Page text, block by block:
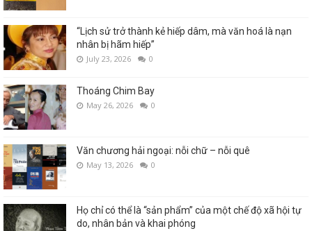
“Lịch sử trở thành kẻ hiếp dâm, mà văn hoá là nạn
nhân bị hãm hiếp”
July 23, 2026 0
Thoáng Chim Bay
May 26, 2026 0
Văn chương hải ngoại: nỗi chữ – nỗi quê
May 13, 2026 0
Họ chỉ có thể là “sản phẩm” của một chế độ xã hội tự
do, nhân bản và khai phóng